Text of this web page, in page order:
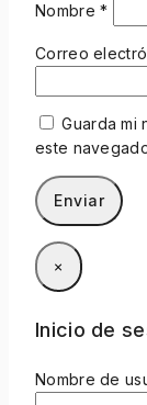
Nombre*
Correo
Guarda mi
este
×
Inicio de
Nombre de